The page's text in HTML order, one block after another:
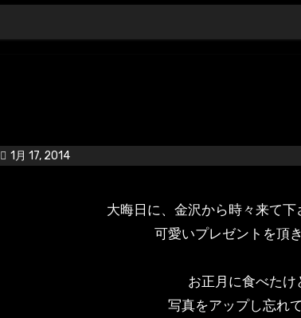
1月 17, 2014
大晦日に、金沢から時々来て
可愛いプレゼントを頂
お正月に食べたけ
写真をアップし忘れ